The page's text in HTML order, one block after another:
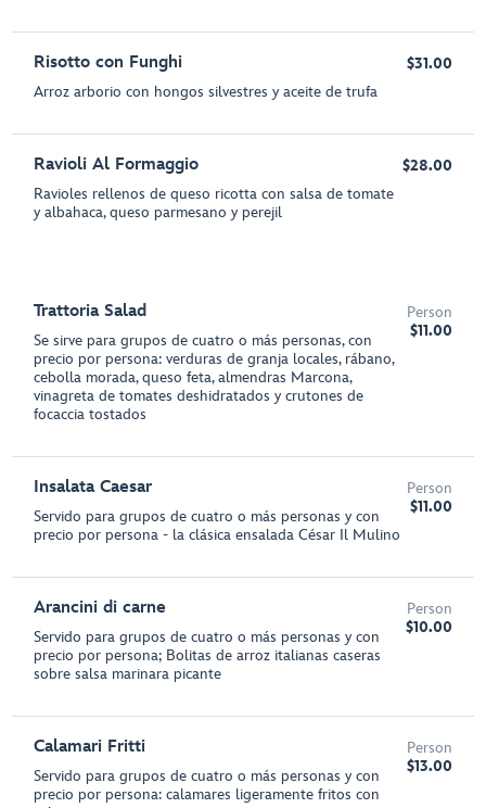
Risotto con Funghi
Arroz arborio con hongos silvestres y aceite de trufa
$31.00
Ravioli Al Formaggio
Ravioles rellenos de queso ricotta con salsa de tomate
y albahaca, queso parmesano y perejil
$28.00
Trattoria Salad
Se sirve para grupos de cuatro o más personas, con
precio por persona: verduras de granja locales, rábano,
cebolla morada, queso feta, almendras Marcona,
vinagreta de tomates deshidratados y crutones de
focaccia tostados
Person
$11.00
Insalata Caesar
Servido para grupos de cuatro o más personas y con
precio por persona - la clásica ensalada César Il Mulino
Person
$11.00
Arancini di carne
Servido para grupos de cuatro o más personas y con
precio por persona; Bolitas de arroz italianas caseras
sobre salsa marinara picante
Person
$10.00
Calamari Fritti
Servido para grupos de cuatro o más personas y con
precio por persona: calamares ligeramente fritos con
Person
$13.00